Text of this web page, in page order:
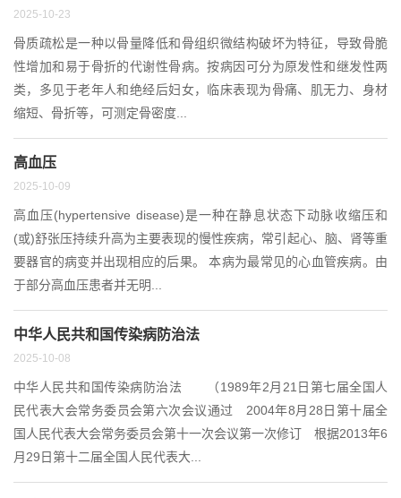
2025-10-23
骨质疏松是一种以骨量降低和骨组织微结构破坏为特征，导致骨脆
性增加和易于骨折的代谢性骨病。按病因可分为原发性和继发性两
类，多见于老年人和绝经后妇女，临床表现为骨痛、肌无力、身材
缩短、骨折等，可测定骨密度...
高血压
2025-10-09
高血压(hypertensive disease)是一种在静息状态下动脉收缩压和
(或)舒张压持续升高为主要表现的慢性疾病，常引起心、脑、肾等重
要器官的病变并出现相应的后果。 本病为最常见的心血管疾病。由
于部分高血压患者并无明...
​中华人民共和国传染病防治法
2025-10-08
中华人民共和国传染病防治法 （1989年2月21日第七届全国人
民代表大会常务委员会第六次会议通过 2004年8月28日第十届全
国人民代表大会常务委员会第十一次会议第一次修订 根据2013年6
月29日第十二届全国人民代表大...